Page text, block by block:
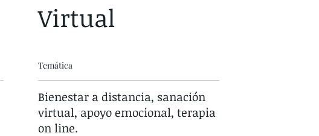
Virtual
Temática
Bienestar a distancia, sanación
virtual, apoyo emocional, terapia
on line.